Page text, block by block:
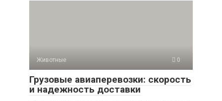
Животные 0
Грузовые авиаперевозки: скорость
и надежность доставки